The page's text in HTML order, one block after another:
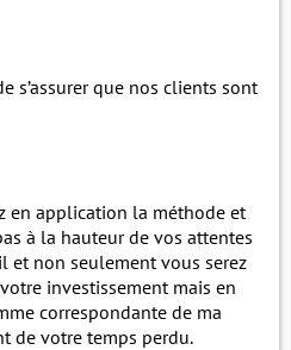
s’assurer que nos clients sont
en application la méthode et
à la hauteur de vos attentes
et non seulement vous serez
investissement mais en
correspondante de ma
de votre temps perdu.